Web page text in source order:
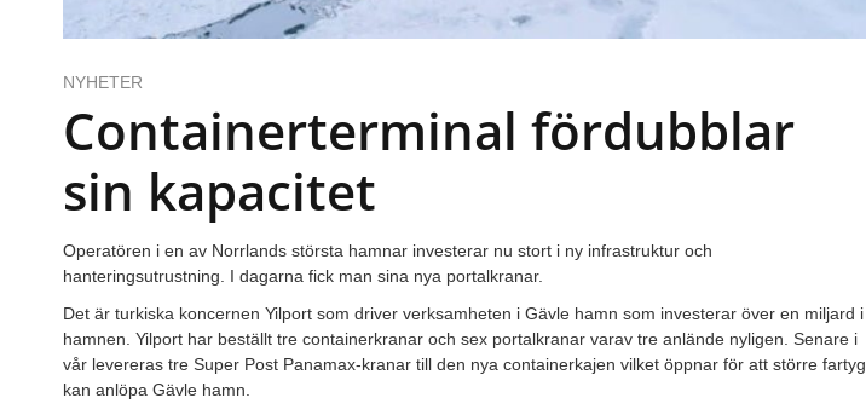
NYHETER
Containerterminal fördubblar
sin kapacitet
Operatören i en av Norrlands största hamnar investerar nu stort i ny infrastruktur och
hanteringsutrustning. I dagarna fick man sina nya portalkranar.
Det är turkiska koncernen Yilport som driver verksamheten i Gävle hamn som investerar över en miljard i
hamnen. Yilport har beställt tre containerkranar och sex portalkranar varav tre anlände nyligen. Senare i
vår levereras tre Super Post Panamax-kranar till den nya containerkajen vilket öppnar för att större fartyg
kan anlöpa Gävle hamn.